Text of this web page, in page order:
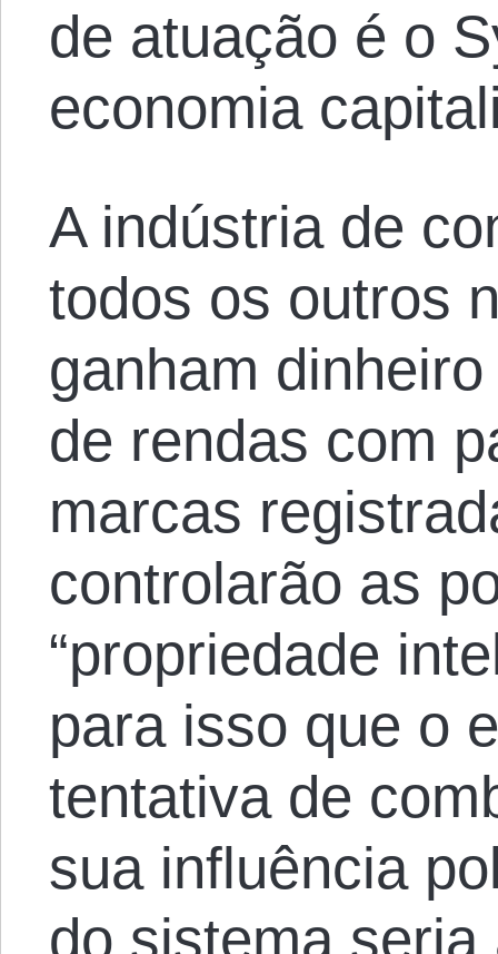
de atuação é o
economia
A indústria de
todos os outros
ganham
de rendas com
marcas
controlarão as
“propriedade
para isso que o
tentativa de
sua influência
do sistema